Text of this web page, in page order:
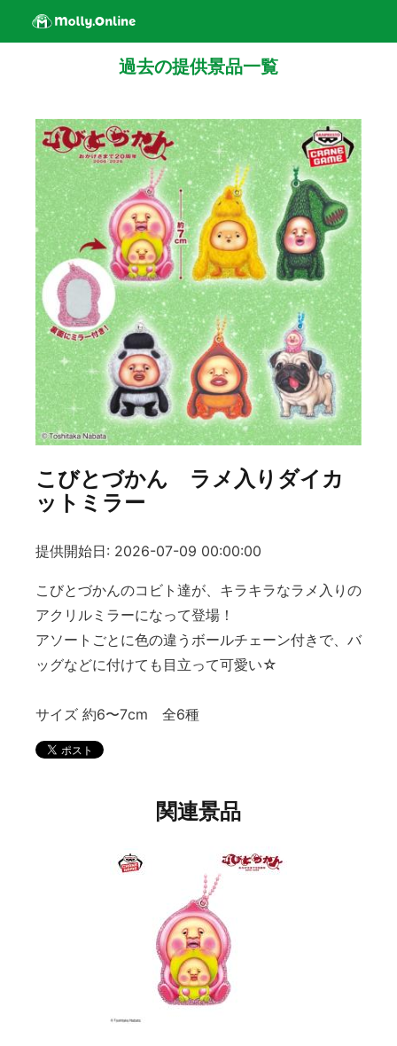
過去の提供景品一覧
こびとづかん ラメ入りダイカ
ットミラー
提供開始日: 2026-07-09 00:00:00
こびとづかんのコビト達が、キラキラなラメ入りの
アクリルミラーになって登場！
アソートごとに色の違うボールチェーン付きで、バ
ッグなどに付けても目立って可愛い☆
サイズ 約6〜7cm 全6種
関連景品